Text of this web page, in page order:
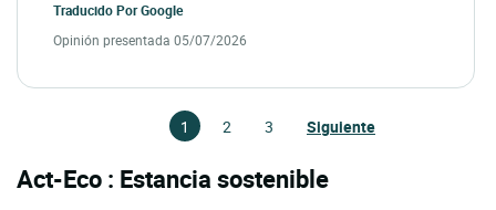
Traducido PorGoogle
Opinión presentada 05/07/2026
1 2 3 Siguiente
Act-Eco : Estancia sostenible